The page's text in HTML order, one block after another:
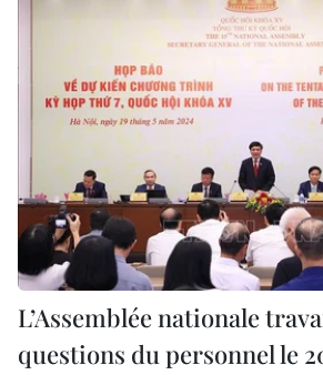
L’Assemblée nationale
questions du personnel le